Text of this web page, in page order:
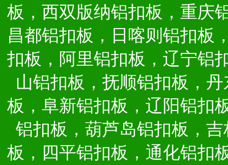
板，西双版纳铝扣板，重庆
昌都铝扣板，日喀则铝扣板
扣板，阿里铝扣板，辽宁铝
山铝扣板，抚顺铝扣板，
板，阜新铝扣板，辽阳铝扣
铝扣板，葫芦岛铝扣板，
板，四平铝扣板，通化铝扣